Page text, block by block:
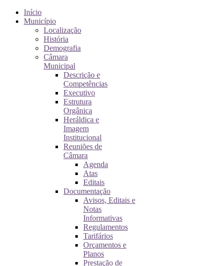
Início
Município
Localização
História
Demografia
Câmara
Municipal
Descrição e
Competências
Executivo
Estrutura
Orgânica
Heráldica e
Imagem
Institucional
Reuniões de
Câmara
Agenda
Atas
Editais
Documentação
Avisos, Editais e
Notas
Informativas
Regulamentos
Tarifários
Orçamentos e
Planos
Prestação de